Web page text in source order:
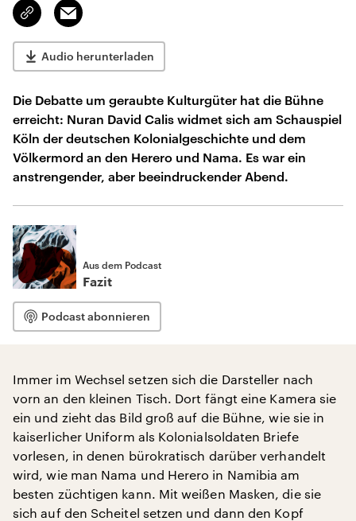
Link
kopieren/teilen
Email
Audio herunterladen
Die Debatte um geraubte Kulturgüter hat die Bühne
erreicht: Nuran David Calis widmet sich am Schauspiel
Köln der deutschen Kolonialgeschichte und dem
Völkermord an den Herero und Nama. Es war ein
anstrengender, aber beeindruckender Abend.
Aus dem Podcast
Fazit
Podcast abonnieren
Immer im Wechsel setzen sich die Darsteller nach
vorn an den kleinen Tisch. Dort fängt eine Kamera sie
ein und zieht das Bild groß auf die Bühne, wie sie in
kaiserlicher Uniform als Kolonialsoldaten Briefe
vorlesen, in denen bürokratisch darüber verhandelt
wird, wie man Nama und Herero in Namibia am
besten züchtigen kann. Mit weißen Masken, die sie
sich auf den Scheitel setzen und dann den Kopf